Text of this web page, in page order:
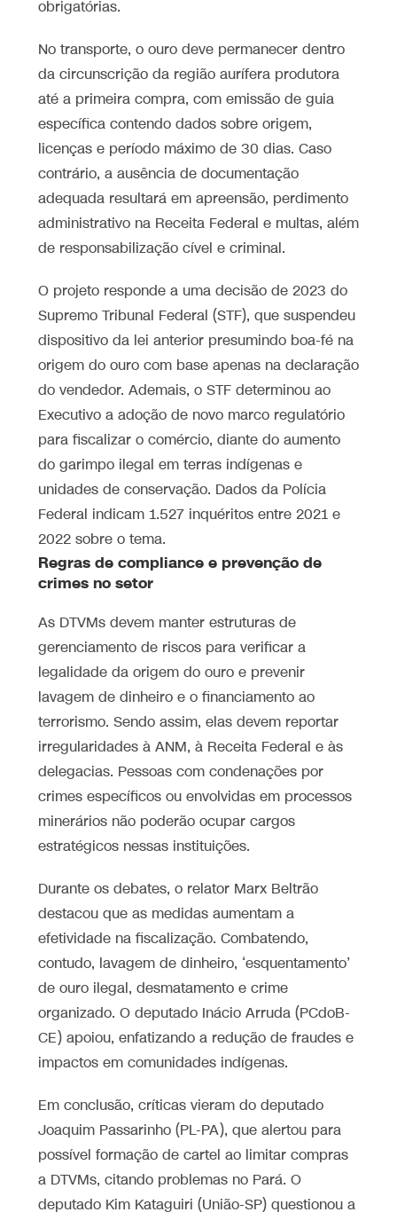
obrigatórias.
No transporte, o ouro deve permanecer dentro
da circunscrição da região aurífera produtora
até a primeira compra, com emissão de guia
específica contendo dados sobre origem,
licenças e período máximo de 30 dias. Caso
contrário, a ausência de documentação
adequada resultará em apreensão, perdimento
administrativo na Receita Federal e multas, além
de responsabilização cível e criminal.
O projeto responde a uma decisão de 2023 do
Supremo Tribunal Federal (STF), que suspendeu
dispositivo da lei anterior presumindo boa-fé na
origem do ouro com base apenas na declaração
do vendedor. Ademais, o STF determinou ao
Executivo a adoção de novo marco regulatório
para fiscalizar o comércio, diante do aumento
do garimpo ilegal em terras indígenas e
unidades de conservação. Dados da Polícia
Federal indicam 1.527 inquéritos entre 2021 e
2022 sobre o tema.
Regras de compliance e prevenção de
crimes no setor
As DTVMs devem manter estruturas de
gerenciamento de riscos para verificar a
legalidade da origem do ouro e prevenir
lavagem de dinheiro e o financiamento ao
terrorismo. Sendo assim, elas devem reportar
irregularidades à ANM, à Receita Federal e às
delegacias. Pessoas com condenações por
crimes específicos ou envolvidas em processos
minerários não poderão ocupar cargos
estratégicos nessas instituições.
Durante os debates, o relator Marx Beltrão
destacou que as medidas aumentam a
efetividade na fiscalização. Combatendo,
contudo, lavagem de dinheiro, ‘esquentamento’
de ouro ilegal, desmatamento e crime
organizado. O deputado Inácio Arruda (PCdoB-
CE) apoiou, enfatizando a redução de fraudes e
impactos em comunidades indígenas.
Em conclusão, críticas vieram do deputado
Joaquim Passarinho (PL-PA), que alertou para
possível formação de cartel ao limitar compras
a DTVMs, citando problemas no Pará. O
deputado Kim Kataguiri (União-SP) questionou a